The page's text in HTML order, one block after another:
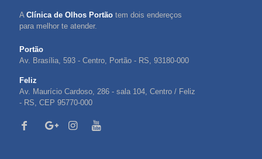
A Clínica de Olhos Portão tem dois endereços
para melhor te atender.
Portão
Av. Brasília, 593 - Centro, Portão - RS, 93180-000
Feliz
Av. Maurício Cardoso, 286 - sala 104, Centro / Feliz
- RS, CEP 95770-000